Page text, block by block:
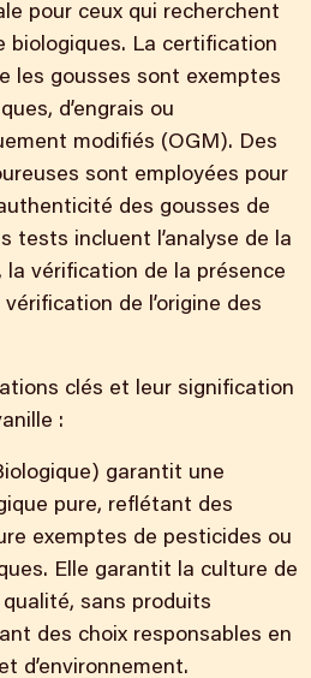
pour ceux qui recherchent
biologiques. La certification
les gousses sont exemptes
d’engrais ou
modifiés (OGM). Des
sont employées pour
des gousses de
tests incluent l’analyse de la
la vérification de la présence
de l’origine des
clés et leur signification
:
garantit une
pure, reflétant des
exemptes de pesticides ou
Elle garantit la culture de
sans produits
des choix responsables en
d’environnement.